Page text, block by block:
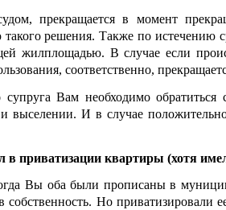
прекращается в момент
решения. Также по истечению
жилплощадью. В случае если
соответственно,
Вам необходимо обратиться
выселении. И в случае
в приватизации квартиры (хотя
Вы оба были прописаны в
Но приватизировали